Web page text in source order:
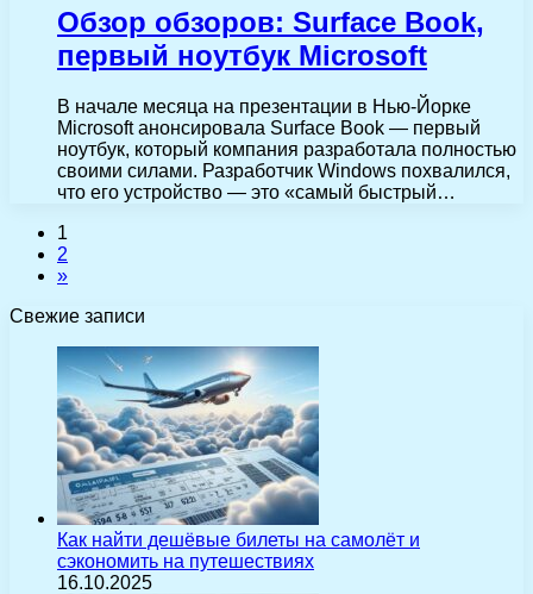
Обзор обзоров: Surface Book,
первый ноутбук Microsoft
В начале месяца на презентации в Нью-Йорке
Microsoft анонсировала Surface Book — первый
ноутбук, который компания разработала полностью
своими силами. Разработчик Windows похвалился,
что его устройство — это «самый быстрый…
1
2
»
Свежие записи
Как найти дешёвые билеты на самолёт и
сэкономить на путешествиях
16.10.2025